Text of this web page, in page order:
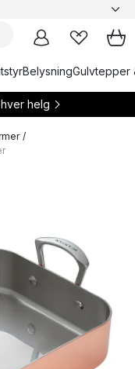
BelysningGulvtepper
helg
/